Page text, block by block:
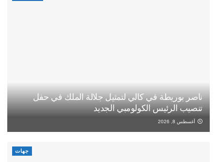
ناصر بوريطة في كالي لتمثيل جلالة الملك في حفل
تنصيب الرئيس الكولومبي الجديد
أغسطس 8, 2026
جهات